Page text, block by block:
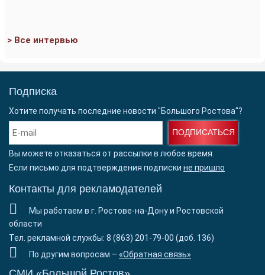
> Все интервью
Подписка
Хотите получать последние новости "Большого Ростова"?
ПОДПИСАТЬСЯ
Вы можете отказаться от рассылки в любое время.
Если письмо для подтверждения подписки не пришло
Контакты для рекламодателей
Мы работаем в г. Ростове-на-Дону и Ростовской
области
Тел. рекламной службы: 8 (863) 201-79-00 (доб. 136)
По другим вопросам – «Обратная связь»